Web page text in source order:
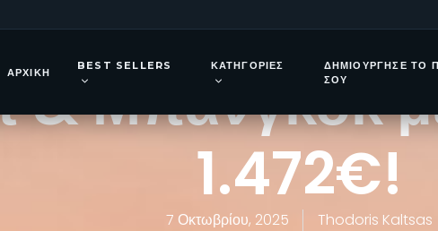
ΑΡΧΙΚΉ
BEST SELLERS ΚΑΤΗΓΟΡΊΕΣ
ΔΗΜΙΟΎΡΓΗΣΕ ΤΟ
ΣΟΥ
14
& Μπανγκόκ
1.472€!
7 Οκτωβρίου, 2025 Thodoris Kaltsas